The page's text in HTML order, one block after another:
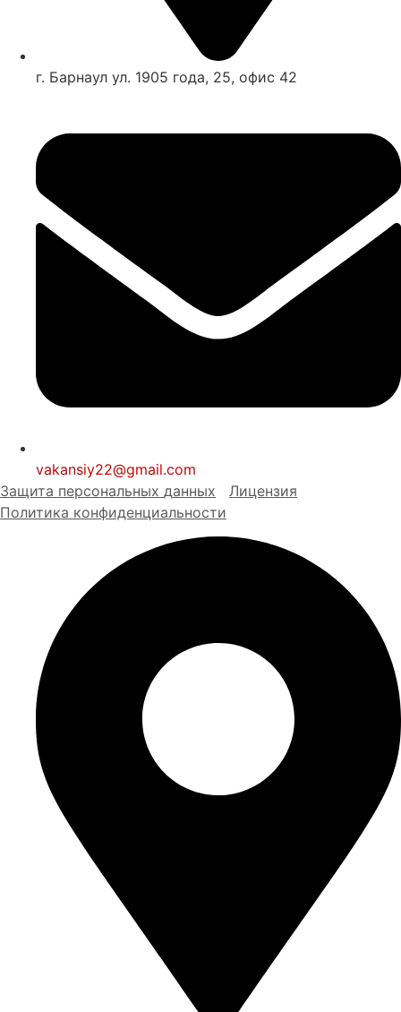
г. Барнаул ул. 1905 года, 25, офис 42
vakansiy22@gmail.com
Защита персональных данных
Лицензия
Политика конфиденциальности